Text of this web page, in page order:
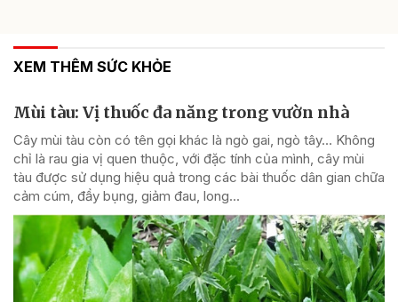
XEM THÊM SỨC KHỎE
Mùi tàu: Vị thuốc đa năng trong vườn nhà
Cây mùi tàu còn có tên gọi khác là ngò gai, ngò tây… Không
chỉ là rau gia vị quen thuộc, với đặc tính của mình, cây mùi
tàu được sử dụng hiệu quả trong các bài thuốc dân gian chữa
cảm cúm, đầy bụng, giảm đau, long...